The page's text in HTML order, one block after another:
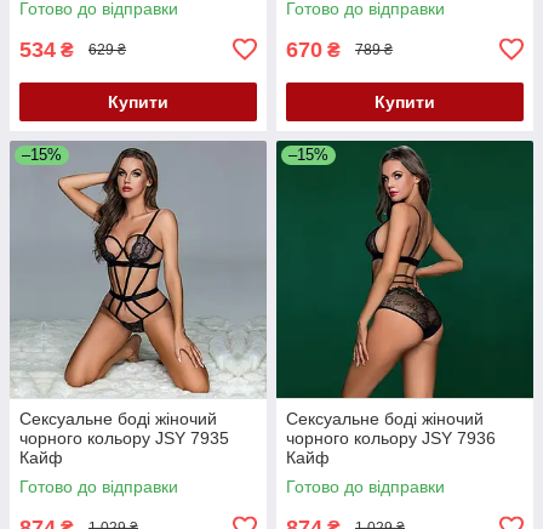
Готово до відправки
534 ₴ 629 ₴
Купити
Готово до відправки
670 ₴ 789 ₴
Купити
–15%
Сексуальне боді жіночий
чорного кольору JSY 7935
Кайф
Готово до відправки
–15%
Сексуальне боді жіночий
чорного кольору JSY 7936
Кайф
Готово до відправки